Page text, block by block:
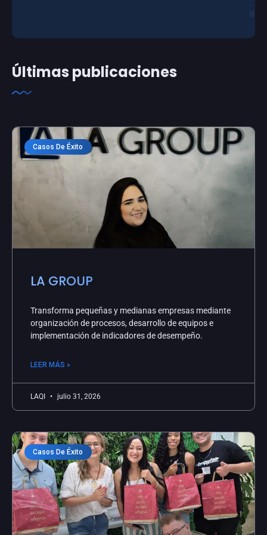
Últimas publicaciones
Casos De Éxito
LA GROUP
Transforma pequeñas y medianas empresas mediante
organización de procesos, desarrollo de equipos e
implementación de indicadores de desempeño.
LEER MÁS »
LAQI julio 31, 2026
Casos De Éxito